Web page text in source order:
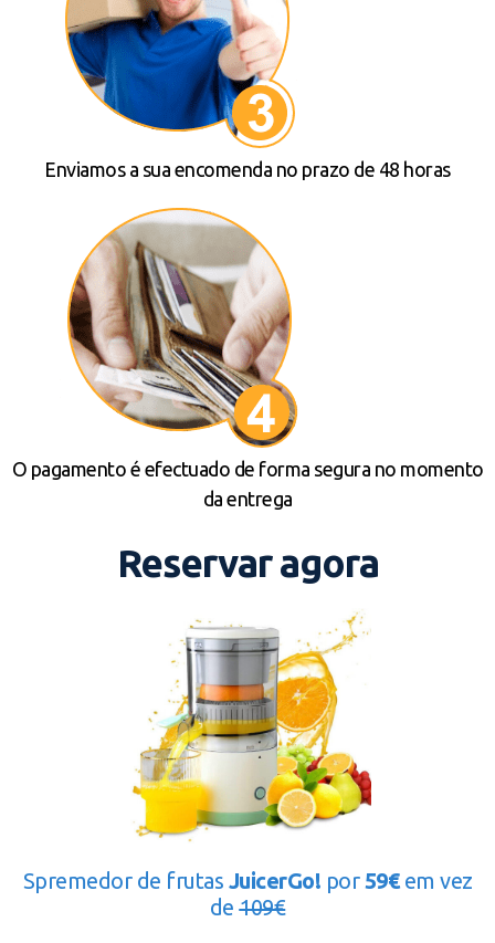
Enviamos a sua encomenda no prazo de 48 horas
O pagamento é efectuado de forma segura no momento
da entrega
Reservar agora
Spremedor de frutas JuicerGo! por59€em vez
de109€